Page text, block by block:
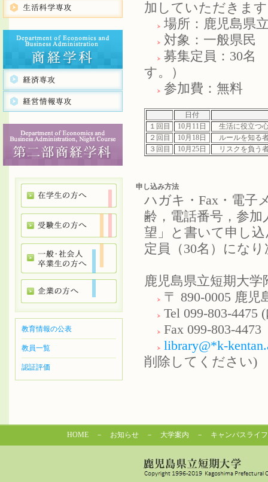
教育情報の公表
教員一覧
認証評価
加していただきます
場所：鹿児島県
対象：一般
募集定員：30名
す。）
参加費：無料
日付
１回目
10月11日
生活に役立つ
２回目
10月18日
ルールを知る
３回目
10月25日 リスクを負う
申し込み方法
ハガキ・Fax・電子
齢，電話番号，参
望」と書いて申し
定員（30名）にな
鹿児島県立短期大
〒 890-0005 鹿児
Tel 099-803-4475
Fax 099-803-4473
library@*k-
削除してください)
HOME － お知らせ － 大学案内 － キャンパスライフ